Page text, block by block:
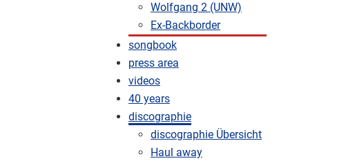
Wolfgang 2 (UNW)
Ex-Backborder
songbook
press area
videos
40 years
discographie
discographie Übersicht
Haul away